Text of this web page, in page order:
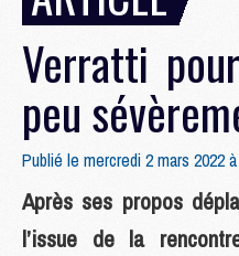
Verratti
peu
Publié le mercredi 2 mars 2022
Après ses propos
l’issue de la